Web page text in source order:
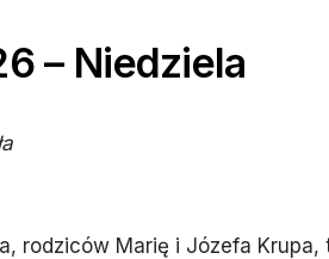
– Niedziela
rodziców Marię i Józefa Krupa,